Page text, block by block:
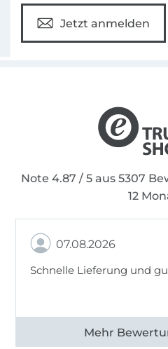
Jetzt anmelden
Note 4.87 / 5 aus 5307
12
07.08.2026
Schnelle Lieferung und
Alle 82968